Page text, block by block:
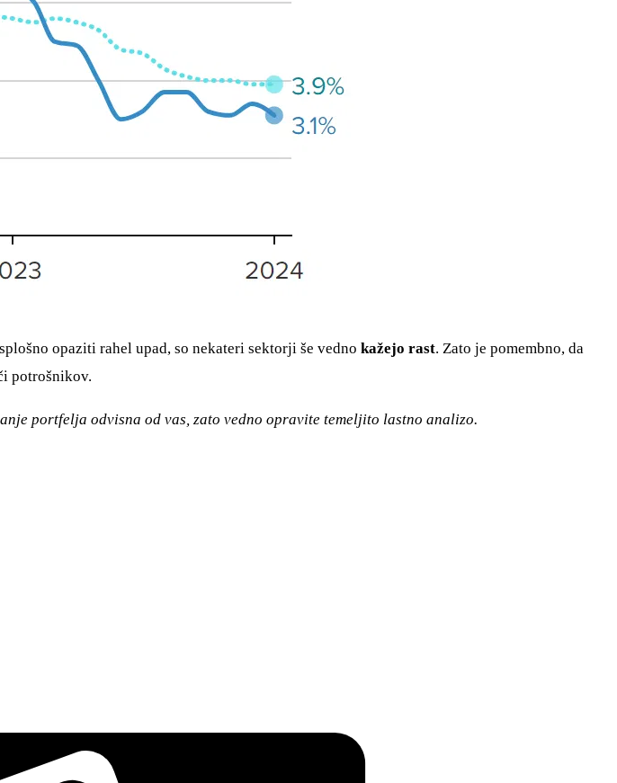
opaziti rahel upad, so nekateri sektorji še vedno kažejo rast. Zato je pomembno, da
potrošnikov.
portfelja odvisna od vas, zato vedno opravite temeljito lastno analizo.